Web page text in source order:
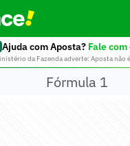
Ajuda com Aposta? Fale
da Fazenda adverte: Aposta não
Fórmula 1